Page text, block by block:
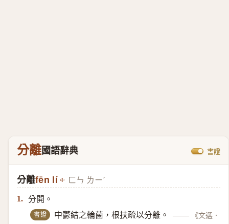
分離國語辭典 書證
分離fēn lí ㄈㄣ ㄌㄧˊ
1. 分開。
書證 中鬱結之輪菌，根扶疏以分離。 ——
《文選．